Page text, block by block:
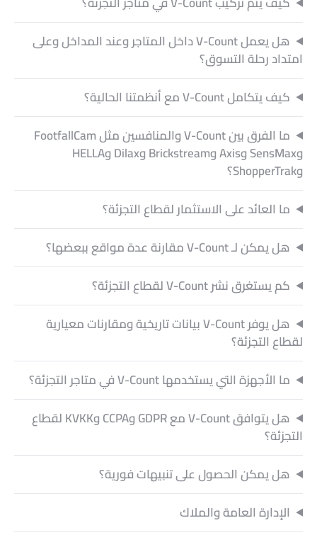
هل يعمل V-Count داخل المتاجر وعند المداخل وعلى
امتداد رحلة التسوق؟
كيف يتكامل V-Count مع أنظمتنا الحالية؟
ما الفرق بين V-Count والمنافسين مثل FootfallCam
وSensMax وAxis وBrickstream وDilax وHELLA
وShopperTrak؟
ما العائد على الاستثمار لقطاع التجزئة؟
هل يمكن لـ V-Count مقارنة عدة مواقع ببعضها؟
كم يستغرق نشر V-Count لقطاع التجزئة؟
هل يوفر V-Count بيانات تاريخية ومقارنات معيارية
لقطاع التجزئة؟
ما الأجهزة التي يستخدمها V-Count في متاجر التجزئة؟
هل يتوافق V-Count مع GDPR وCCPA وKVKK لقطاع
التجزئة؟
هل يمكن الحصول على تنبيهات فورية؟
الإدارة العامة والملاك